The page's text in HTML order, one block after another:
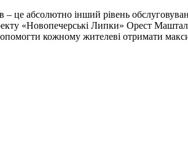
це абсолютно інший рівень
«Новопечерські Липки» Орест
кожному жителеві отримати